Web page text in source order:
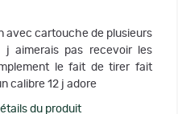
avec cartouche de plusieurs
j aimerais pas recevoir les
le fait de tirer fait
calibre 12 j adore
du produit